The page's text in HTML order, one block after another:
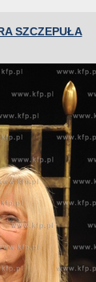
SZCZEPUŁA